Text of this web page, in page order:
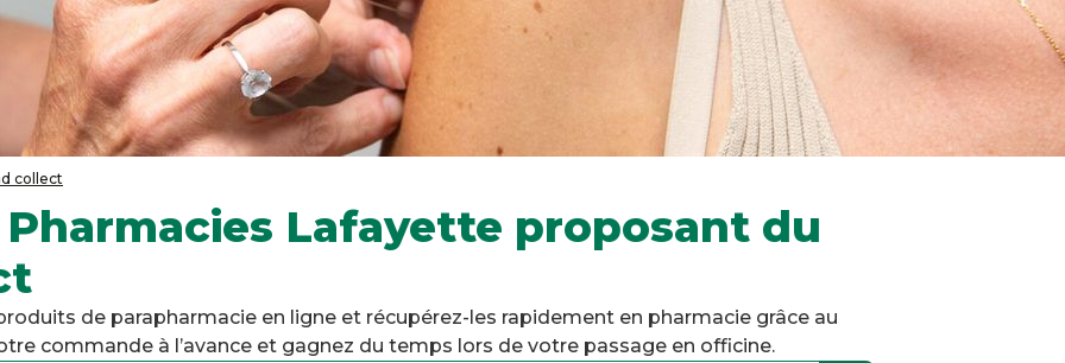
collect
Lafayette proposant du
de parapharmacie en ligne et récupérez-les rapidement en pharmacie grâce au
commande à l’avance et gagnez du temps lors de votre passage en officine.